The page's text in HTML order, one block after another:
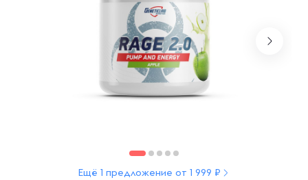
Ещё 1 предложение от 1 999 ₽